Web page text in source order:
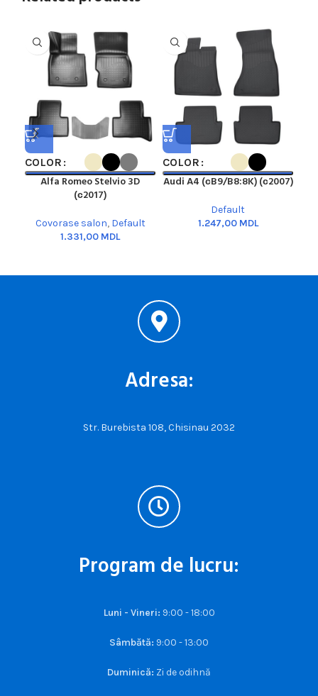
COLOR
Alfa Romeo Stelvio 3D
(с2017)
Covorase salon, Default
MDL
COLOR
Audi A4 (сB9/B8:8K) (с2007)
Default
MDL
Adresa:
Str. Burebista 108, Chisinau 2032
Program de lucru:
Luni - Vineri: 9:00 - 18:00
Sâmbătă: 9:00 - 13:00
Duminică: Zi de odihnă